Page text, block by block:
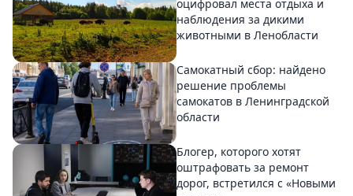
оцифровал места отдыха и
наблюдения за дикими
животными в Ленобласти
Самокатный сбор: найдено
решение проблемы
самокатов в Ленинградской
области
Блогер, которого хотят
оштрафовать за ремонт
дорог, встретился с «Новыми